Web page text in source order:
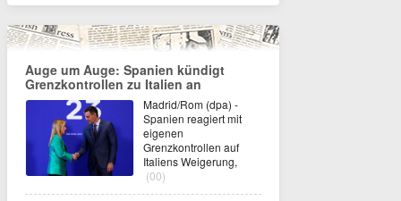
Auge um Auge: Spanien kündigt
Grenzkontrollen zu Italien an
Madrid/Rom (dpa) -
Spanien reagiert mit
eigenen
Grenzkontrollen auf
Italiens Weigerung,
(00)